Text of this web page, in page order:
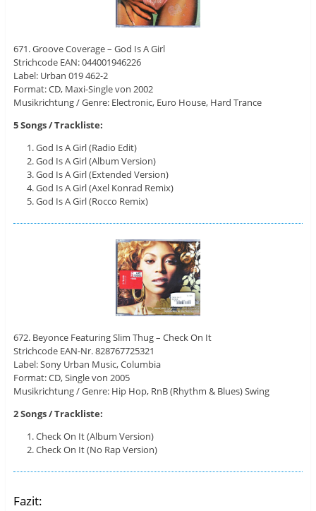
671. Groove Coverage – God Is A Girl
Strichcode EAN: 044001946226
Label: Urban ‎019 462-2
Format: CD, Maxi-Single von 2002
Musikrichtung / Genre: Electronic, Euro House, Hard Trance
5 Songs / Trackliste:
God Is A Girl (Radio Edit)
God Is A Girl (Album Version)
God Is A Girl (Extended Version)
God Is A Girl (Axel Konrad Remix)
God Is A Girl (Rocco Remix)
672. Beyonce Featuring Slim Thug – Check On It
Strichcode EAN-Nr. 828767725321
Label: Sony Urban Music, Columbia
Format: CD, Single von 2005
Musikrichtung / Genre: Hip Hop, RnB (Rhythm & Blues) Swing
2 Songs / Trackliste:
Check On It (Album Version)
Check On It (No Rap Version)
Fazit: